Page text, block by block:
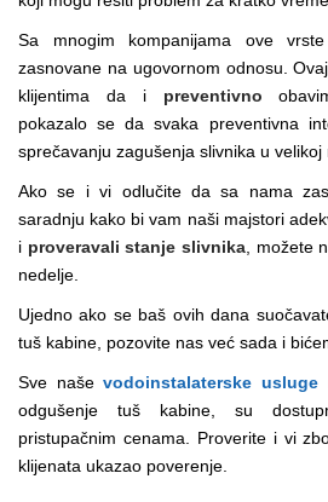
Sa mnogim kompanijama ove
zasnovane na ugovornom odnosu.
klijentima da i preventivno
pokazalo se da svaka preventivna
sprečavanju zagušenja slivnika u velikoj
Ako se i vi odlučite da sa nama
saradnju kako bi vam naši majstori
i proveravali stanje slivnika , možete
nedelje.
Ujedno ako se baš ovih dana
tuš kabine, pozovite nas već sada i
Sve naševodoinstalaterske usluge
odgušenje tuš kabine, su
pristupačnim cenama. Proverite i vi
klijenata ukazao poverenje.